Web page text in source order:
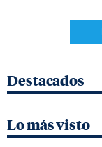
Destacados
Lo más visto